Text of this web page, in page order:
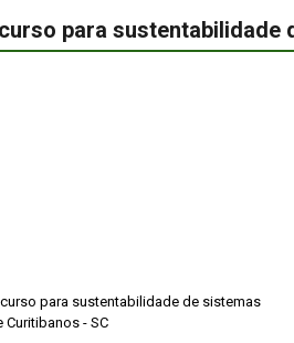
para
para sustentabilidade de sistemas
- SC